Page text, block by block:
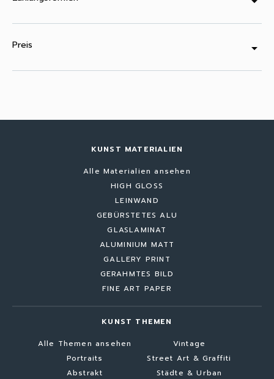
Preis arrow_drop_down
KUNST MATERIALIEN
Alle Materialien ansehen
HIGH GLOSS
LEINWAND
GEBÜRSTETES ALU
GLASLAMINAT
ALUMINIUM MATT
GALLERY PRINT
GERAHMTES BILD
FINE ART PAPER
KUNST THEMEN
Alle Themen ansehen
Portraits
Abstrakt
Vintage
Street Art & Graffiti
Städte & Urban